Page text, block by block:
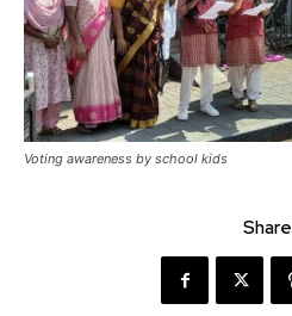
Voting awareness by school kids
Share